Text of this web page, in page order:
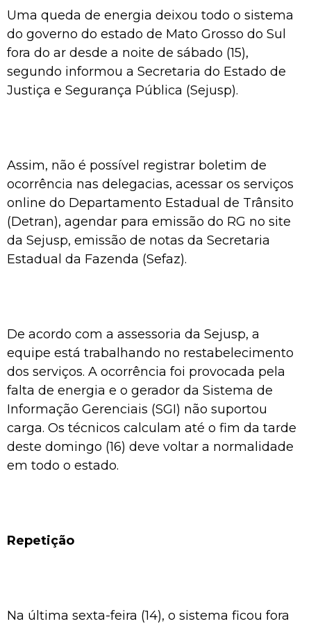
Uma queda de energia deixou todo o sistema
do governo do estado de Mato Grosso do Sul
fora do ar desde a noite de sábado (15),
segundo informou a Secretaria do Estado de
Justiça e Segurança Pública (Sejusp).
Assim, não é possível registrar boletim de
ocorrência nas delegacias, acessar os serviços
online do Departamento Estadual de Trânsito
(Detran), agendar para emissão do RG no site
da Sejusp, emissão de notas da Secretaria
Estadual da Fazenda (Sefaz).
De acordo com a assessoria da Sejusp, a
equipe está trabalhando no restabelecimento
dos serviços. A ocorrência foi provocada pela
falta de energia e o gerador da Sistema de
Informação Gerenciais (SGI) não suportou
carga. Os técnicos calculam até o fim da tarde
deste domingo (16) deve voltar a normalidade
em todo o estado.
Repetição
Na última sexta-feira (14), o sistema ficou fora